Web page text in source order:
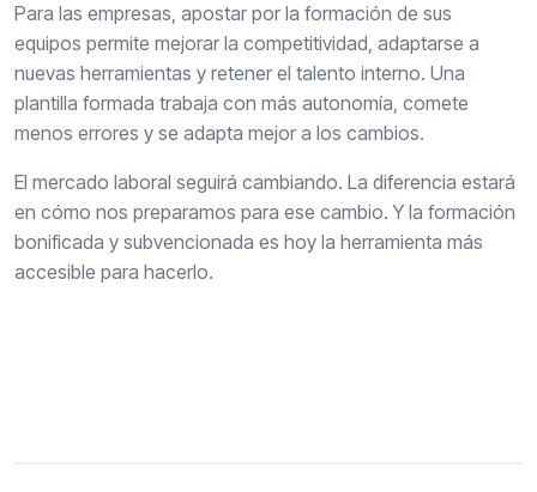
Para las empresas, apostar por la formación de sus
equipos permite mejorar la competitividad, adaptarse a
nuevas herramientas y retener el talento interno. Una
plantilla formada trabaja con más autonomía, comete
menos errores y se adapta mejor a los cambios.
El mercado laboral seguirá cambiando. La diferencia estará
en cómo nos preparamos para ese cambio. Y la formación
bonificada y subvencionada es hoy la herramienta más
accesible para hacerlo.